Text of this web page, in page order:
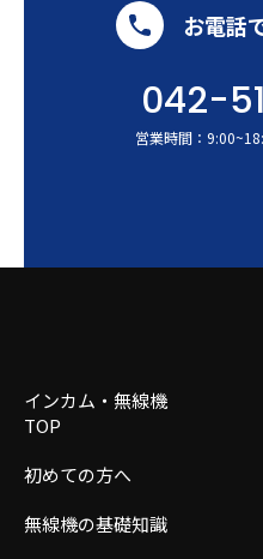
お電話
042-
営業時間： 9:00~
インカム・無線機
TOP
初めての方へ
無線機の基礎知識